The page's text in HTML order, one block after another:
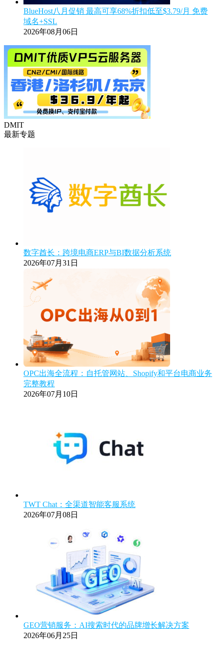
BlueHost八月促销 最高可享68%折扣低至$3.79/月 免费
域名+SSL
2026年08月06日
DMIT
最新专题
数字酋长：跨境电商ERP与BI数据分析系统
2026年07月31日
OPC出海全流程：自托管网站、Shopify和平台电商业务
完整教程
2026年07月10日
TWT Chat：全渠道智能客服系统
2026年07月08日
GEO营销服务：AI搜索时代的品牌增长解决方案
2026年06月25日